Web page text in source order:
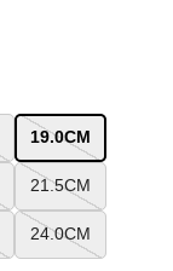
19.0CM
21.5CM
24.0CM